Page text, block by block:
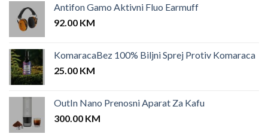
Antifon Gamo Aktivni Fluo Earmuff
92.00 KM
KomaracaBez 100% Biljni Sprej Protiv Komaraca
25.00 KM
OutIn Nano Prenosni Aparat Za Kafu
300.00 KM